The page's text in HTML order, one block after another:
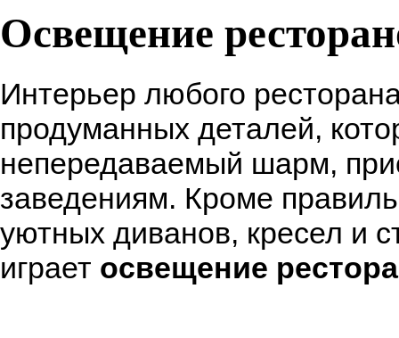
Освещение
Интерьер любого
продуманных деталей,
непередаваемый шарм,
заведениям. Кроме
уютных диванов, кресел и
играет освещение